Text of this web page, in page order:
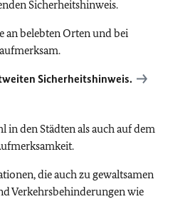
Sicherheitshinweis.
an belebten Orten und bei
Sicherheitshinweis.
in den Städten als auch auf dem
die auch zu gewaltsamen
Verkehrsbehinderungen wie